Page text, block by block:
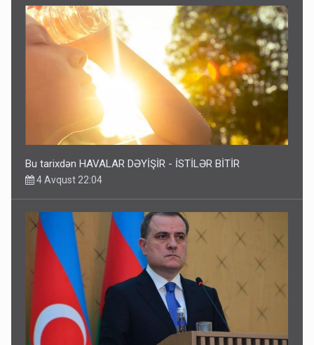
Bu tarixdən HAVALAR DƏYİŞİR - İSTİLƏR BİTİR
4 Avqust 22:04